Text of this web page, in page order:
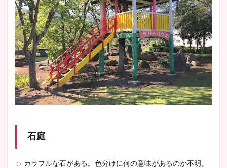
石庭
カラフルな石がある。色分けに何の意味があるのか不明。